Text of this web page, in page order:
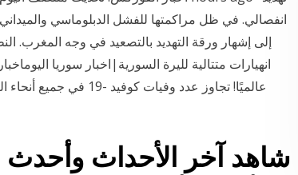
انفصالي. في ظل مراكمتها للفشل الدبلوماسي والميداني،
إلى إشهار ورقة التهديد بالتصعيد في وجه المغرب.
شاهد آخر الأحداث وأحدث